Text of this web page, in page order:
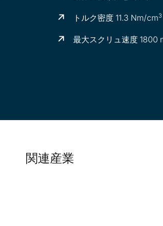
トルク密度 11.3 Nm/cm3
最大スクリュ速度 1800
関連産業